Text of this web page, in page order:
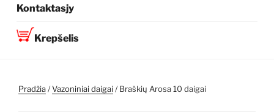
Kontaktasjy
Krepšelis
Pradžia/Vazoniniai daigai / Braškių Arosa 10 daigai